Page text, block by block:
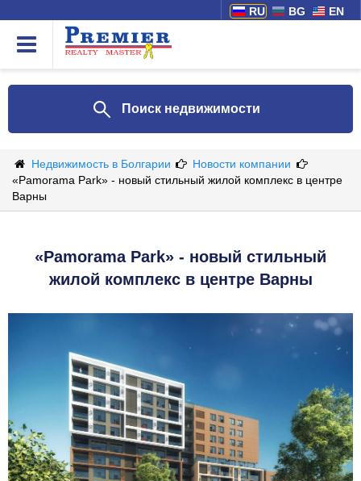
RU BG EN
Поиск недвижимости
Недвижимость в Болгарии
Новости компании
«Pamorama Park» - новый стильный жилой комплекс в центре
Варны
«Pamorama Park» - новый стильный
жилой комплекс в центре Варны